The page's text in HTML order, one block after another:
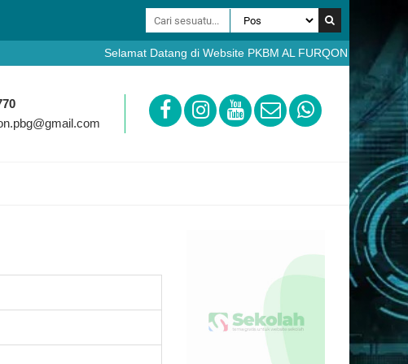
Selamat Datang di Website PKBM AL FURQON Bobotsari
https://ppdb.pkbmalfurqon.sch.id